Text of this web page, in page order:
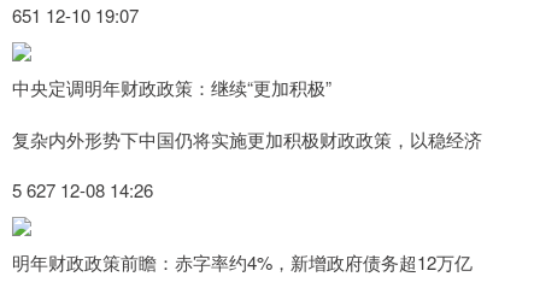
651 12-10 19:07
中央定调明年财政政策：继续“更加积极”
复杂内外形势下中国仍将实施更加积极财政政策，以稳经济
5 627 12-08 14:26
明年财政政策前瞻：赤字率约4%，新增政府债务超12万亿